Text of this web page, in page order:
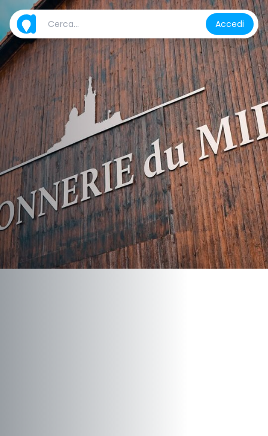
Accedi